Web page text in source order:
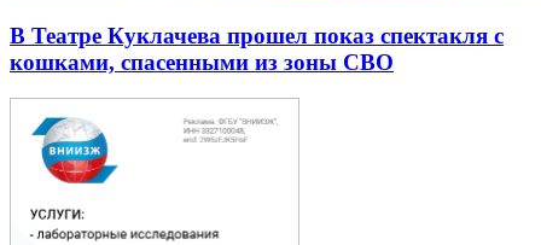
В Театре Куклачева прошел показ спектакля с
кошками, спасенными из зоны СВО